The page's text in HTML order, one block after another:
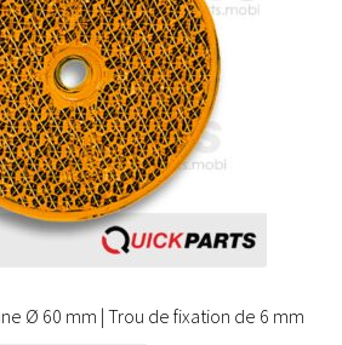
Ø 60 mm | Trou de fixation de 6 mm